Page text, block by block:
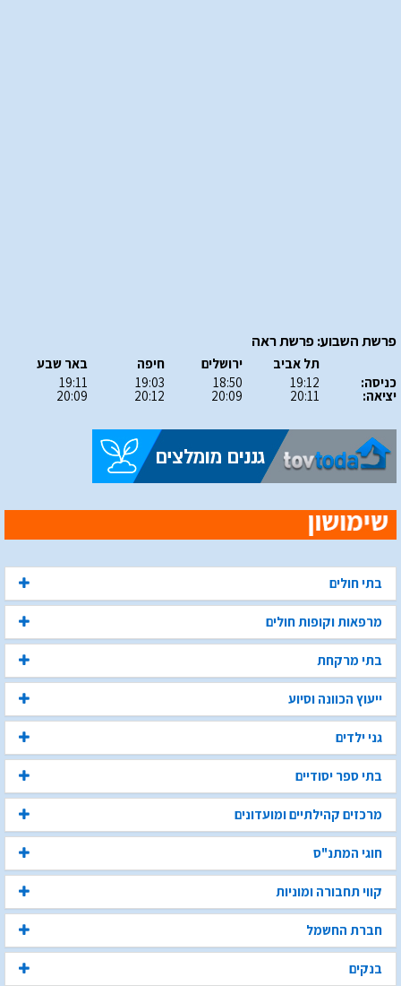
פרשת השבוע: פרשת ראה
כניסה:
יציאה:
תל אביב
19:12
20:11
ירושלים
18:50
20:09
חיפה
19:03
20:12
באר שבע
19:11
20:09
בתי חולים
מרפאות וקופות חולים
בתי מרקחת
ייעוץ הכוונה וסיוע
גני ילדים
בתי ספר יסודיים
מרכזים קהילתיים ומועדונים
חוגי המתנ"ס
קווי תחבורה ומוניות
חברת החשמל
בנקים